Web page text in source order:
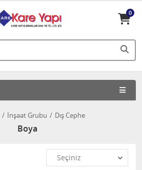
0
İnşaat Grubu Dış Cephe
Boya